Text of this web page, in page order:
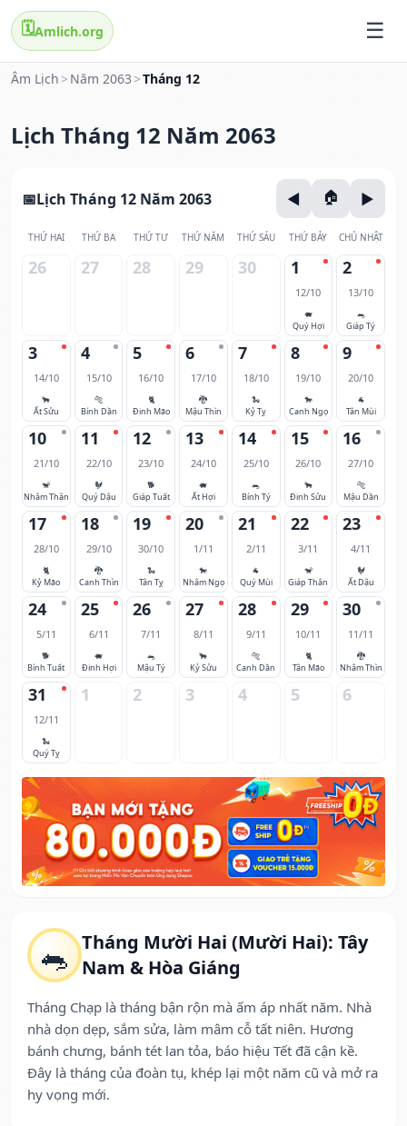
🗓️Amlich.org
Âm Lịch > Năm 2063 >Tháng 12
Lịch Tháng 12 Năm 2063
🐀 Tháng Mười Hai (Mười Hai): Tây
Nam & Hòa Giáng
Tháng Chạp là tháng bận rộn mà ấm áp nhất năm. Nhà
nhà dọn dẹp, sắm sửa, làm mâm cỗ tất niên. Hương
bánh chưng, bánh tét lan tỏa, báo hiệu Tết đã cận kề.
Đây là tháng của đoàn tụ, khép lại một năm cũ và mở ra
hy vọng mới.
Lịch Tháng 12 Năm 2063
THỨ HAI THỨ BA THỨ TƯ THỨ NĂM THỨ SÁU THỨ BẢY CHỦ NHẬT
26 27 28 29 30 1
12/10
🐖
Quý Hợi
2
13/10
🐀
Giáp Tý
3
14/10
🐂
Ất Sửu
4
15/10
🐅
Bính Dần
5
16/10
🐈
Đinh Mão
6
17/10
🐉
Mậu Thìn
7
18/10
🐍
Kỷ Tỵ
8
19/10
🐎
Canh Ngọ
9
20/10
🐐
Tân Mùi
10
21/10
🐒
Nhâm Thân
11
22/10
🐓
Quý Dậu
12
23/10
🐕
Giáp Tuất
13
24/10
🐖
Ất Hợi
14
25/10
🐀
Bính Tý
15
26/10
🐂
Đinh Sửu
16
27/10
🐅
Mậu Dần
17
28/10
🐈
Kỷ Mão
18
29/10
🐉
Canh Thìn
19
30/10
🐍
Tân Tỵ
20
1/11
🐎
Nhâm Ngọ
21
2/11
🐐
Quý Mùi
22
3/11
🐒
Giáp Thân
23
4/11
🐓
Ất Dậu
24
5/11
🐕
Bính Tuất
25
6/11
🐖
Đinh Hợi
26
7/11
🐀
Mậu Tý
27
8/11
🐂
Kỷ Sửu
28
9/11
🐅
Canh Dần
29
10/11
🐈
Tân Mão
30
11/11
🐉
Nhâm Thìn
31
12/11
🐍
Quý Tỵ
1 2 3 4 5 6